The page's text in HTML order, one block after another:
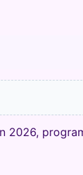
2026,